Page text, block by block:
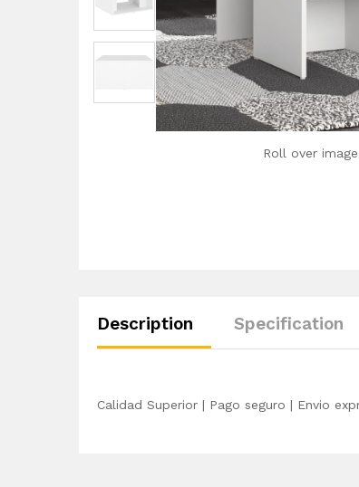
Roll over
Description Specification
Calidad Superior | Pago seguro | Envio